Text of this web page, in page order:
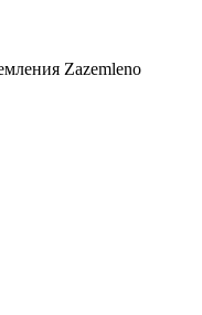
Zazemleno